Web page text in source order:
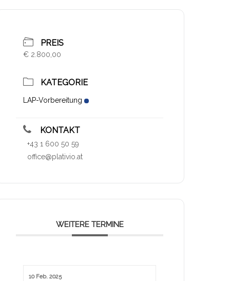
PREIS
€ 2.800,00
KATEGORIE
LAP-Vorbereitung
KONTAKT
+43 1 600 50 59
office@plativio.at
WEITERE TERMINE
10 Feb. 2025